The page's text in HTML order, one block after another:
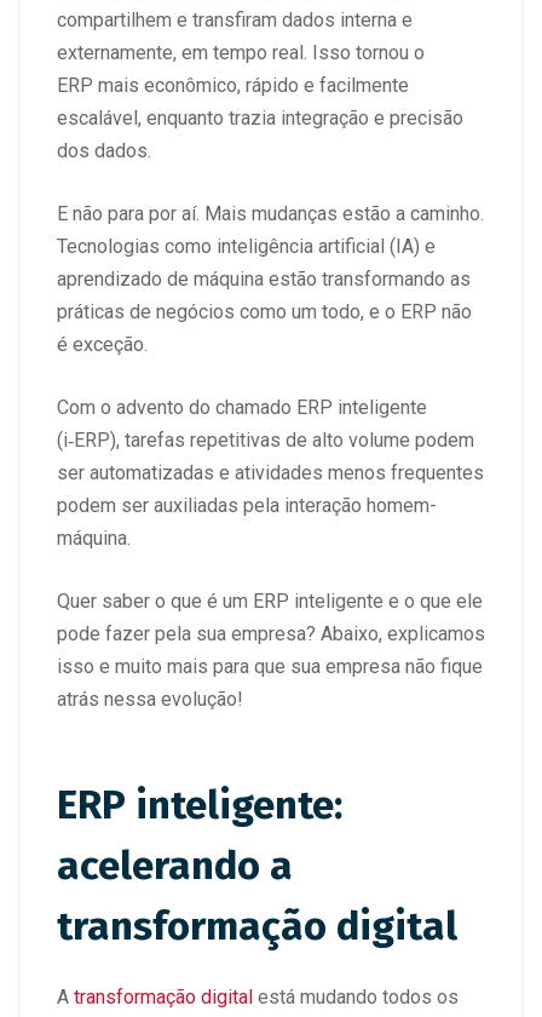
compartilhem e transfiram dados interna e
externamente, em tempo real. Isso tornou o
ERP mais econômico, rápido e facilmente
escalável, enquanto trazia integração e precisão
dos dados.
E não para por aí. Mais mudanças estão a caminho.
Tecnologias como inteligência artificial (IA) e
aprendizado de máquina estão transformando as
práticas de negócios como um todo, e o ERP não
é exceção.
Com o advento do chamado ERP inteligente
(i‑ERP), tarefas repetitivas de alto volume podem
ser automatizadas e atividades menos frequentes
podem ser auxiliadas pela interação homem-
máquina.
Quer saber o que é um ERP inteligente e o que ele
pode fazer pela sua empresa? Abaixo, explicamos
isso e muito mais para que sua empresa não fique
atrás nessa evolução!
ERP inteligente:
acelerando a
transformação digital
A transformação digital está mudando todos os